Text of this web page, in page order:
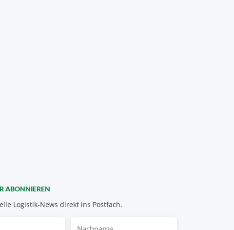
ABONNIEREN
Logistik-News direkt ins Postfach.